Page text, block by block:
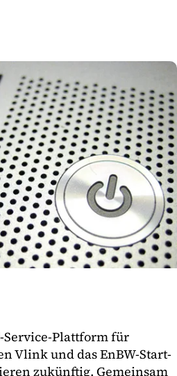
Plattform für
Vlink und das EnBW-Start-
zukünftig. Gemeinsam